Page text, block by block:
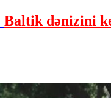
Baltik dənizini